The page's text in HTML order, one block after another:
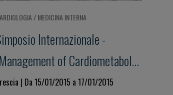
/ MEDICINA INTERNA
Internazionale -
of Cardiometabolic
and Healthy Aging"
| Da 15/01/2015 a 17/01/2015